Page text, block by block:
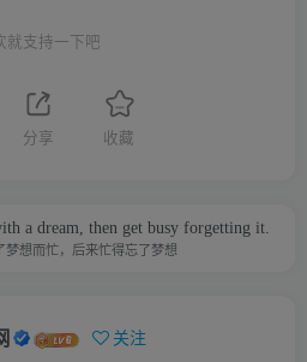
就支持一下吧
分享 收藏
a dream, then get busy forgetting it.
梦想而忙，后来忙得忘了梦想
关注